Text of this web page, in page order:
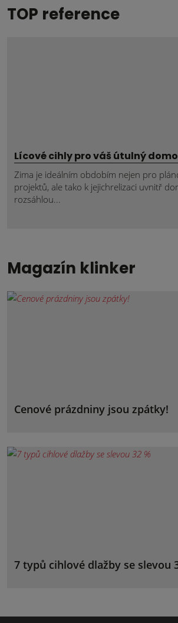
TOP reference
Lícové cihly pro váš útulný
Zima je ideálním obdobím nejen pro
projektů, ale tako k jejichrelizaci uvnitř
rozsáhlou...
Magazín klinker
Cenové prázdniny jsou zpátky!
7 typů cihlové dlažby se slevou